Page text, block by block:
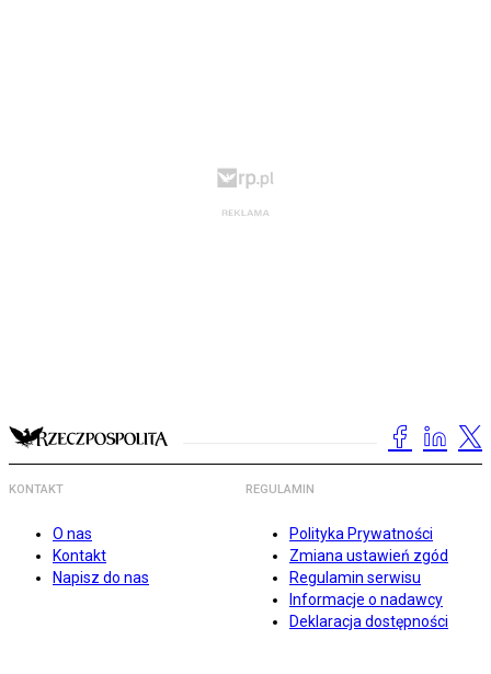
KONTAKT
O nas
Kontakt
Napisz do nas
REGULAMIN
Polityka Prywatności
Zmiana ustawień zgód
Regulamin serwisu
Informacje o nadawcy
Deklaracja dostępności